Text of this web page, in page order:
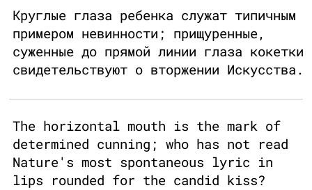
Круглые глаза ребенка служат типичным
примером невинности; прищуренные,
суженные до прямой линии глаза кокетки
свидетельствуют о вторжении Искусства.
The horizontal mouth is the mark of
determined cunning; who has not read
Nature's most spontaneous lyric in
lips rounded for the candid kiss?